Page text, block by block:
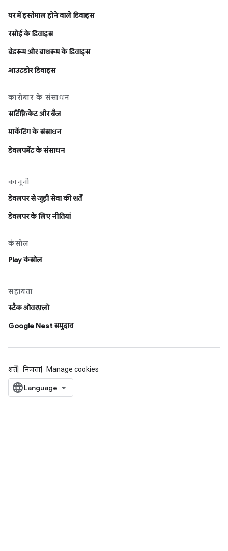
घर में इस्तेमाल होने वाले डिवाइस
रसोई के डिवाइस
बेडरूम और बाथरूम के डिवाइस
आउटडोर डिवाइस
कारोबार के संसाधन
सर्टिफ़िकेट और बैज
मार्केटिंग के संसाधन
डेवलपमेंट के संसाधन
कानूनी
डेवलपर से जुड़ी सेवा की शर्तें
डेवलपर के लिए नीतियां
कंसोल
Play कंसोल
सहायता
स्टैक ओवरफ़्लो
Google Nest समुदाय
शर्तें निजता Manage cookies